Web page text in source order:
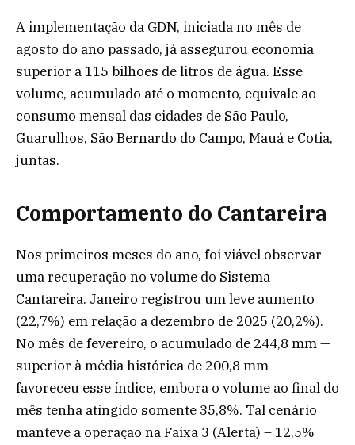
A implementação da GDN, iniciada no mês de
agosto do ano passado, já assegurou economia
superior a 115 bilhões de litros de água. Esse
volume, acumulado até o momento, equivale ao
consumo mensal das cidades de São Paulo,
Guarulhos, São Bernardo do Campo, Mauá e Cotia,
juntas.
Comportamento do Cantareira
Nos primeiros meses do ano, foi viável observar
uma recuperação no volume do Sistema
Cantareira. Janeiro registrou um leve aumento
(22,7%) em relação a dezembro de 2025 (20,2%).
No mês de fevereiro, o acumulado de 244,8 mm —
superior à média histórica de 200,8 mm —
favoreceu esse índice, embora o volume ao final do
mês tenha atingido somente 35,8%. Tal cenário
manteve a operação na Faixa 3 (Alerta) – 12,5%